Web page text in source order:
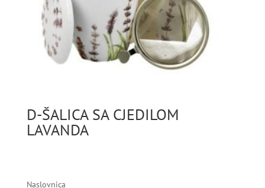
D-ŠALICA SA CJEDILOM
LAVANDA
Naslovnica